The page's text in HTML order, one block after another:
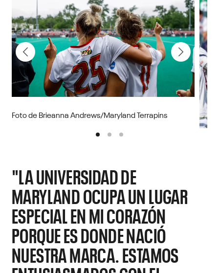
Foto de Brieanna Andrews/Maryland Terrapins
"LA UNIVERSIDAD DE
MARYLAND OCUPA UN LUGAR
ESPECIAL EN MI CORAZÓN
PORQUE ES DONDE NACIÓ
NUESTRA MARCA. ESTAMOS